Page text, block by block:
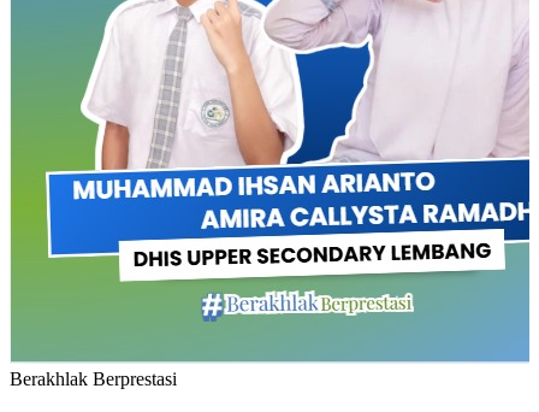
Berakhlak Berprestasi